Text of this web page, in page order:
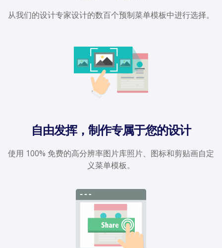
从我们的设计专家设计的数百个预制菜单模板中进行选择。
自由发挥，制作专属于您的设计
使用 100% 免费的高分辨率图片库照片、图标和剪贴画自定
义菜单模板。